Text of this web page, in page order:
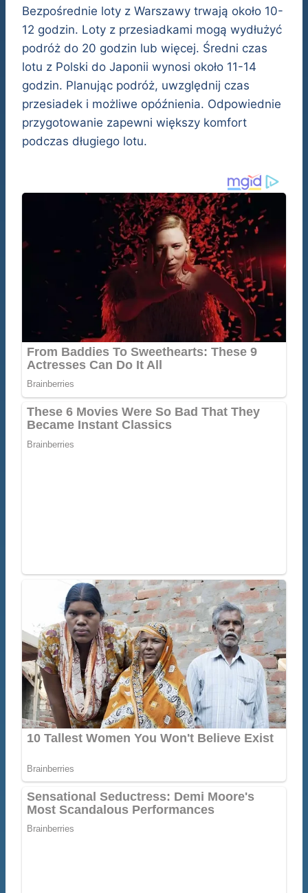
Bezpośrednie loty z Warszawy trwają około 10-
12 godzin. Loty z przesiadkami mogą wydłużyć
podróż do 20 godzin lub więcej. Średni czas
lotu z Polski do Japonii wynosi około 11-14
godzin. Planując podróż, uwzględnij czas
przesiadek i możliwe opóźnienia. Odpowiednie
przygotowanie zapewni większy komfort
podczas długiego lotu.